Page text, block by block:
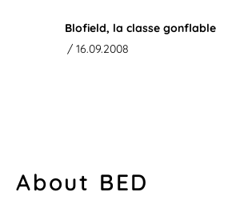
Blofield, la classe gonflable
/ 16.09.2008
About BED